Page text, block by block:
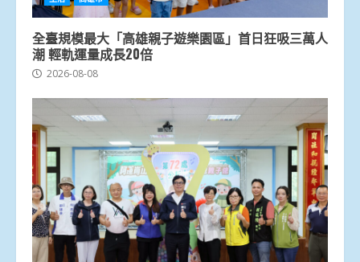
全臺規模最大「高雄親子遊樂園區」首日狂吸三萬人
潮 輕軌運量成長20倍
2026-08-08